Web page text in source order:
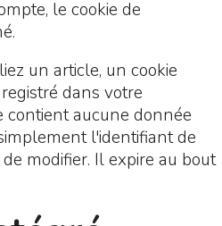
le cookie de
un article, un cookie
dans votre
contient aucune donnée
l'identifiant de
modifier. Il expire au bout